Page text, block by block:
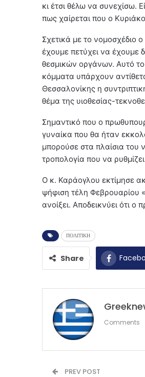
κι έτσι θέλω να συνεχίσω.
πως χαίρεται που ο
Σχετικά με το νομοσχέδιο
έχουμε πετύχει να έχουμε
θεσμικών οργάνων. Αυτό
κόμματα υπάρχουν
Θεσσαλονίκης η
θέμα της υιοθεσίας-
Σημαντικό που ο
γυναίκα που θα ήταν
μπορούσε στα πλαίσια του
τροπολογία που να
Ο κ. Καράογλου εκτίμησε
ψήφιση τέλη Φεβρουαρίου
ανοίξει. Αποδεικνύει ότι ο
ΠΟΛΙΤΙΚΗ
Share
Comments
PREV POST